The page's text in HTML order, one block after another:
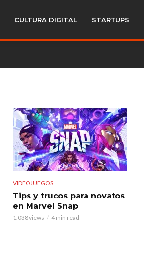
CULTURA DIGITAL STARTUPS
VIDEOJUEGOS
Tips y trucos para novatos
en Marvel Snap
1.038 views 4 min read